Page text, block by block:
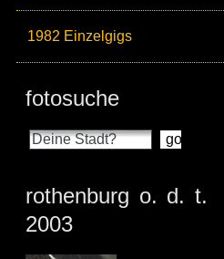
1982 Einzelgigs
fotosuche
rothenburg o. d. t.
2003